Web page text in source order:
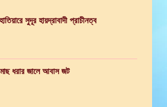
সুদূর হায়দ্রাবাদী প্রাচীনত্ব
ধরার জালে আবাস জট